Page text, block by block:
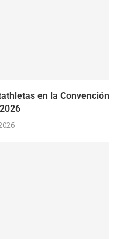
en la Convención